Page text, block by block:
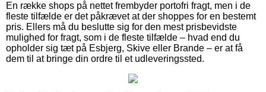
En række shops på nettet frembyder portofri fragt, men i de
fleste tilfælde er det påkrævet at der shoppes for en bestemt
pris. Ellers må du beslutte sig for den mest prisbevidste
mulighed for fragt, som i de fleste tilfælde – hvad end du
opholder sig tæt på Esbjerg, Skive eller Brande – er at få
dem til at bringe din ordre til et udleveringssted.